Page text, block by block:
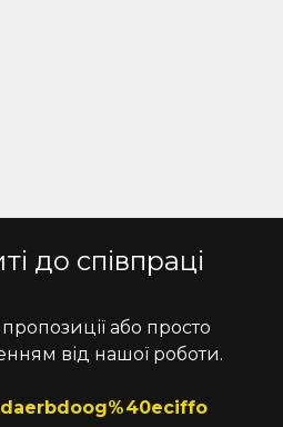
до співпраці
або просто
від нашої роботи.